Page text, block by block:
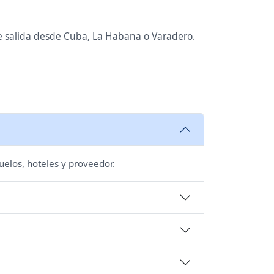
desde Cuba, La Habana o Varadero.
hoteles y proveedor.